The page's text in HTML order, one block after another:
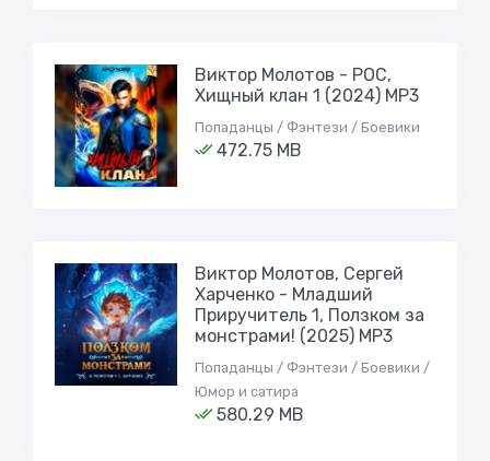
Виктор Молотов - РОС,
Хищный клан 1 (2024) МР3
Попаданцы / Фэнтези / Боевики
472.75 MB
Виктор Молотов, Сергей
Харченко - Младший
Приручитель 1, Ползком за
монстрами! (2025) МР3
Попаданцы / Фэнтези / Боевики /
Юмор и сатира
580.29 MB